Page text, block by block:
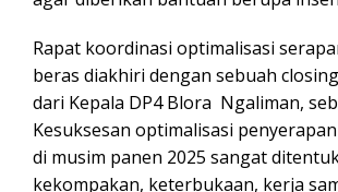
Rapat koordinasi optimalisasi
beras diakhiri dengan sebuah
dari Kepala DP4 Blora Ngaliman,
Kesuksesan optimalisasi
di musim panen 2025 sangat
kekompakan, keterbukaan, kerja